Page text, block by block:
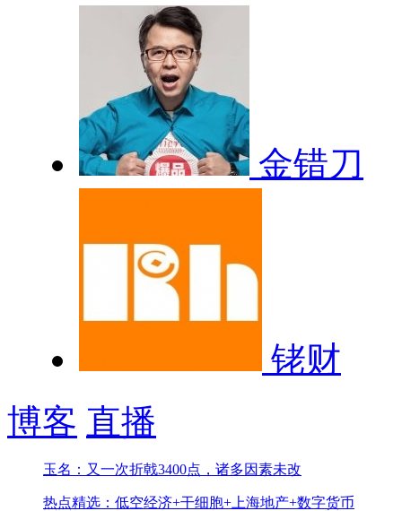
金错刀
铑财
博客 直播
玉名：又一次折戟3400点，诸多因素未改
热点精选：低空经济+干细胞+上海地产+数字货币